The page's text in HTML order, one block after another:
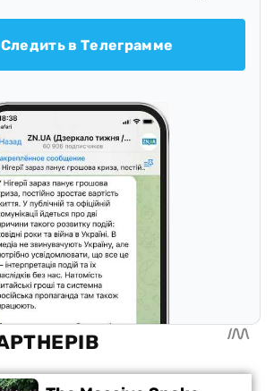
Следить в Телеграмме